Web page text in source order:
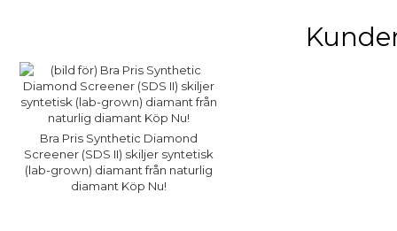
Bra Pris Synthetic Diamond
Screener (SDS II) skiljer syntetisk
(lab-grown) diamant från naturlig
diamant Köp Nu!